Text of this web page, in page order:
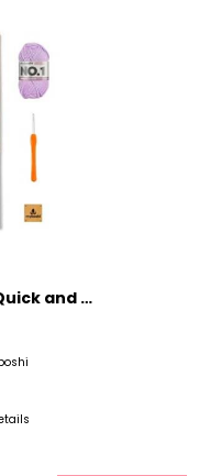
Häkelset Stirnband Quick and easy DIY-Set